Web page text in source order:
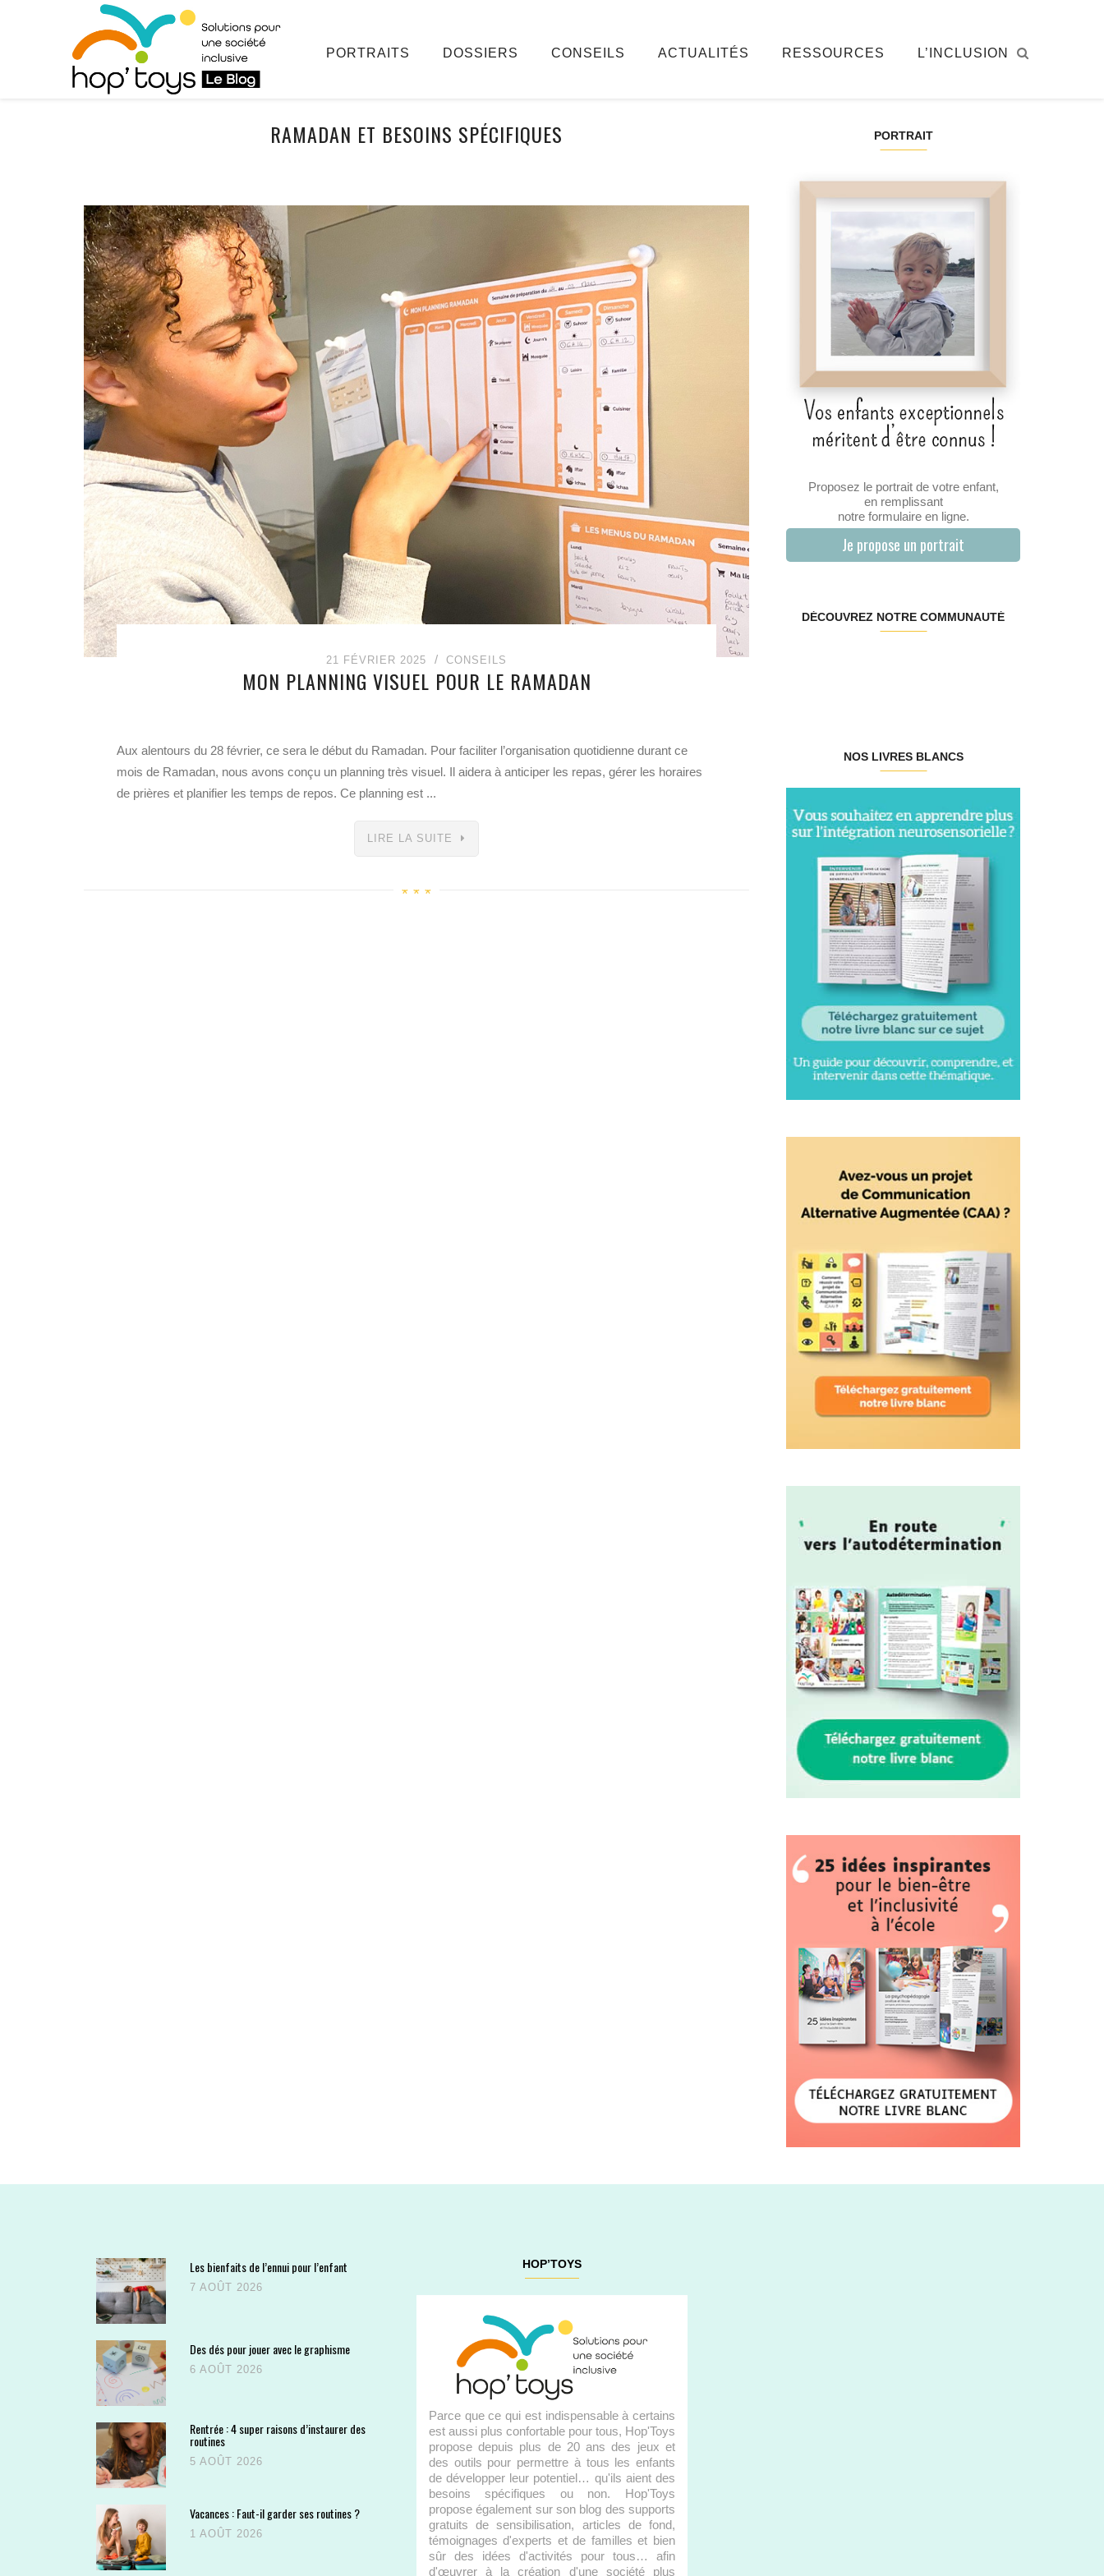
PORTRAITS DOSSIERS CONSEILS ACTUALITÉS RESSOURCES L’INCLUSION
RAMADAN ET BESOINS SPÉCIFIQUES
21 FÉVRIER 2025 CONSEILS
MON PLANNING VISUEL POUR LE RAMADAN
Aux alentours du 28 février, ce sera le début du Ramadan. Pour faciliter l’organisation quotidienne durant ce
mois de Ramadan, nous avons conçu un planning très visuel. Il aidera à anticiper les repas, gérer les horaires
de prières et planifier les temps de repos. Ce planning est ...
LIRE LA SUITE
PORTRAIT
Proposez le portrait de votre enfant,
en remplissant
notre formulaire en ligne.
Je propose un portrait
DÉCOUVREZ NOTRE COMMUNAUTÉ
NOS LIVRES BLANCS
Les bienfaits de l’ennui pour l’enfant
7 AOÛT 2026
Des dés pour jouer avec le graphisme
6 AOÛT 2026
Rentrée : 4 super raisons d’instaurer des
routines
5 AOÛT 2026
Vacances : Faut-il garder ses routines ?
1 AOÛT 2026
HOP’TOYS
Parce que ce qui est indispensable à certains
est aussi plus confortable pour tous, Hop'Toys
propose depuis plus de 20 ans des jeux et
des outils pour permettre à tous les enfants
de développer leur potentiel… qu'ils aient des
besoins spécifiques ou non. Hop'Toys
propose également sur son blog des supports
gratuits de sensibilisation, articles de fond,
témoignages d'experts et de familles et bien
sûr des idées d'activités pour tous… afin
d'œuvrer à la création d'une société plus